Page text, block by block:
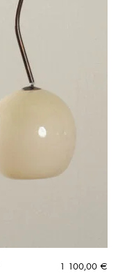
1 100,00 €